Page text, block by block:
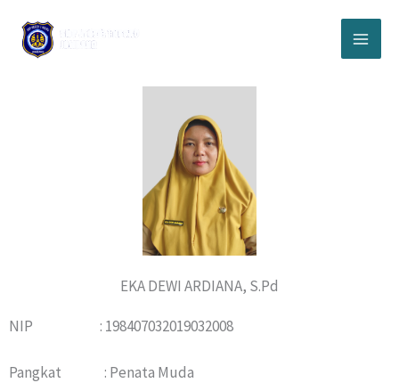
konten
EKA DEWI ARDIANA, S.Pd
NIP : 198407032019032008
Pangkat : Penata Muda